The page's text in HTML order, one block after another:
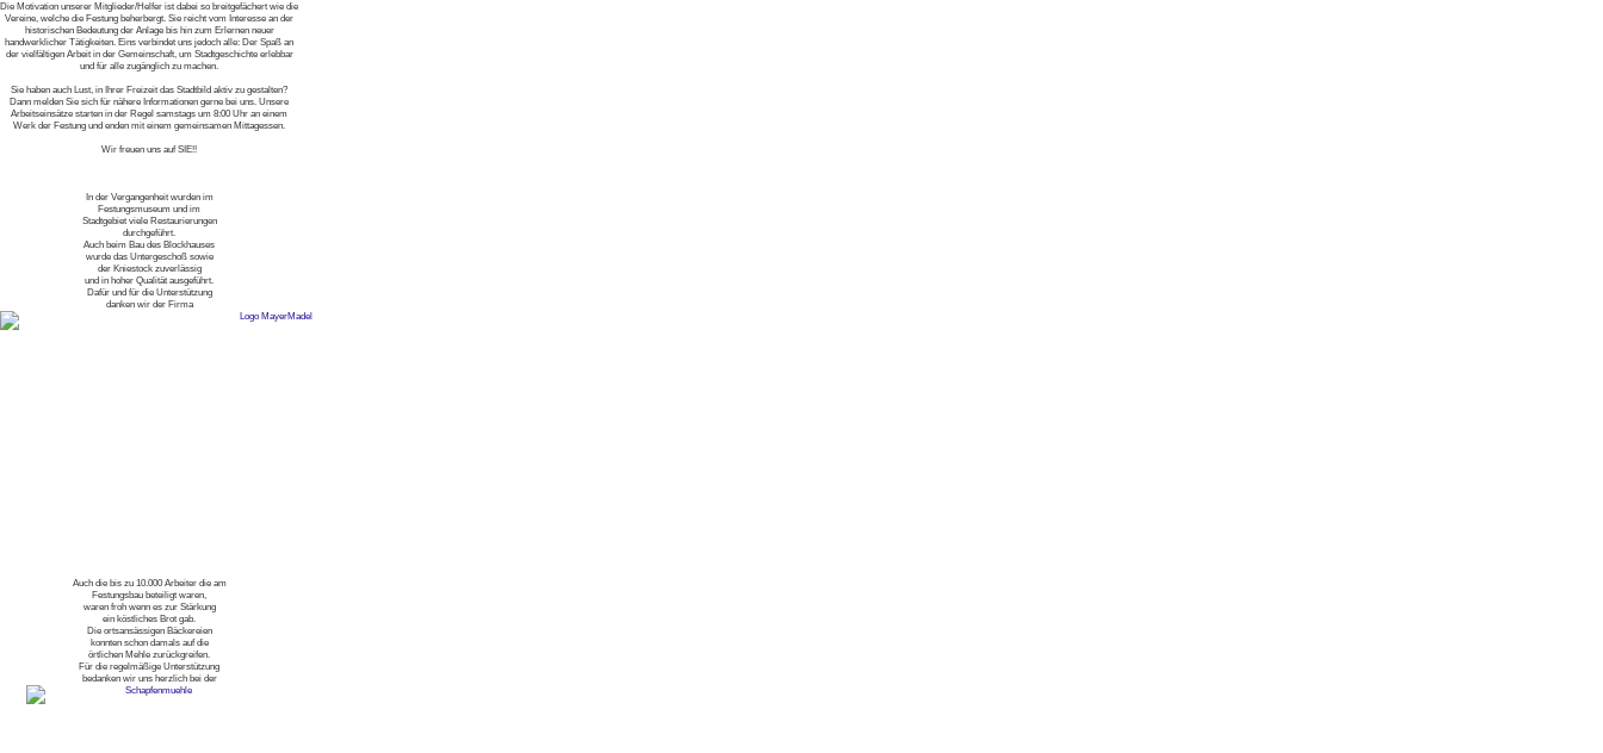
Die Motivation unserer Mitglieder/Helfer ist dabei so breitgefächert wie die
Vereine, welche die Festung beherbergt. Sie reicht vom Interesse an der
historischen Bedeutung der Anlage bis hin zum Erlernen neuer
handwerklicher Tätigkeiten. Eins verbindet uns jedoch alle: Der Spaß an
der vielfältigen Arbeit in der Gemeinschaft, um Stadtgeschichte erlebbar
und für alle zugänglich zu machen.
Sie haben auch Lust, in Ihrer Freizeit das Stadtbild aktiv zu gestalten?
Dann melden Sie sich für nähere Informationen gerne bei uns. Unsere
Arbeitseinsätze starten in der Regel samstags um 8:00 Uhr an einem
Werk der Festung und enden mit einem gemeinsamen Mittagessen.
Wir freuen uns auf SIE!!
In der Vergangenheit wurden im
Festungsmuseum und im
Stadtgebiet viele Restaurierungen
durchgeführt.
Auch beim Bau des Blockhauses
wurde das Untergeschoß sowie
der Kniestock zuverlässig
und in hoher Qualität ausgeführt.
Dafür und für die Unterstützung
danken wir der Firma
Auch die bis zu 10.000 Arbeiter die am
Festungsbau beteiligt waren,
waren froh wenn es zur Stärkung
ein köstliches Brot gab.
Die ortsansässigen Bäckereien
konnten schon damals auf die
örtlichen Mehle zurückgreifen.
Für die regelmäßige Unterstützung
bedanken wir uns herzlich bei der